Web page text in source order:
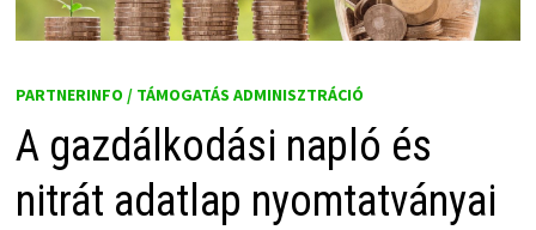
PARTNERINFO / TÁMOGATÁS ADMINISZTRÁCIÓ
A gazdálkodási napló és
nitrát adatlap nyomtatványai